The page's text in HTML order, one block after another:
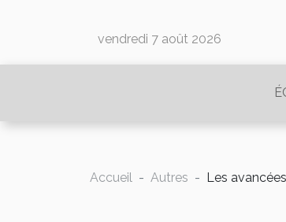
vendredi 7 août 2026
Accueil Autres Les